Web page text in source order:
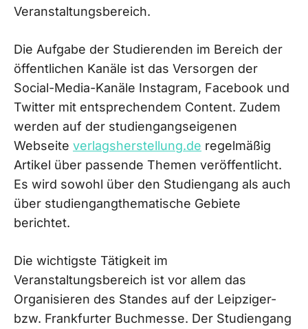
Veranstaltungsbereich.
Die Aufgabe der Studierenden im Bereich der
öffentlichen Kanäle ist das Versorgen der
Social-Media-Kanäle Instagram, Facebook und
Twitter mit entsprechendem Content. Zudem
werden auf der studiengangseigenen
Webseite verlagsherstellung.de regelmäßig
Artikel über passende Themen veröffentlicht.
Es wird sowohl über den Studiengang als auch
über studiengangthematische Gebiete
berichtet.
Die wichtigste Tätigkeit im
Veranstaltungsbereich ist vor allem das
Organisieren des Standes auf der Leipziger-
bzw. Frankfurter Buchmesse. Der Studiengang